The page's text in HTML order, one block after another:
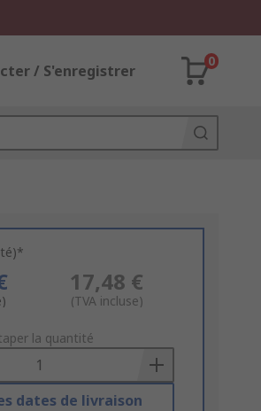
/ S'enregistrer
0
17,48 €
(TVA incluse)
la quantité
dates de livraison